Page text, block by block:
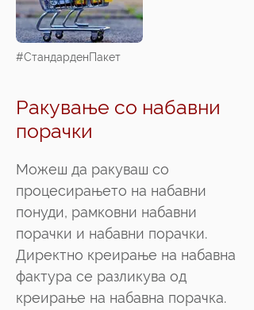
#СтандарденПакет
Ракување со набавни
порачки
Можеш да ракуваш со
процесирањето на набавни
понуди, рамковни набавни
порачки и набавни порачки.
Директно креирање на набавна
фактура се разликува од
креирање на набавна порачка.